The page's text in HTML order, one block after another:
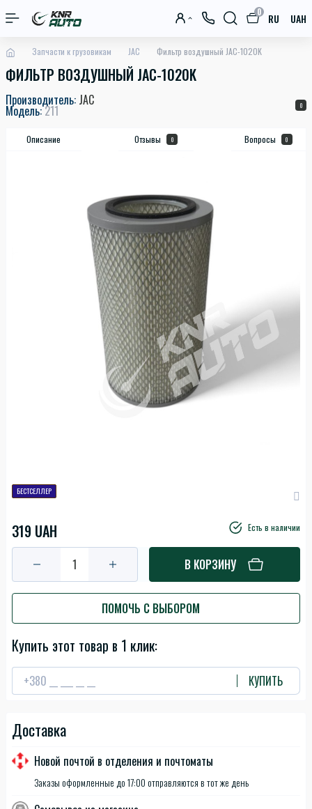
0 RU UAH
Запчасти к грузовикам JAC Фильтр воздушный JAC-1020K
ФИЛЬТР ВОЗДУШНЫЙ JAC-1020K
Производитель: JAC
Модель:211 0
Описание Отзывы 0 Вопросы 0
БЕСТСЕЛЛЕР
319 UAH Есть в наличии
В КОРЗИНУ
ПОМОЧЬ С ВЫБОРОМ
Купить этот товар в 1 клик:
КУПИТЬ
Доставка
Новой почтой в отделения и почтоматы
Заказы оформленные до 17:00 отправляются в тот же день